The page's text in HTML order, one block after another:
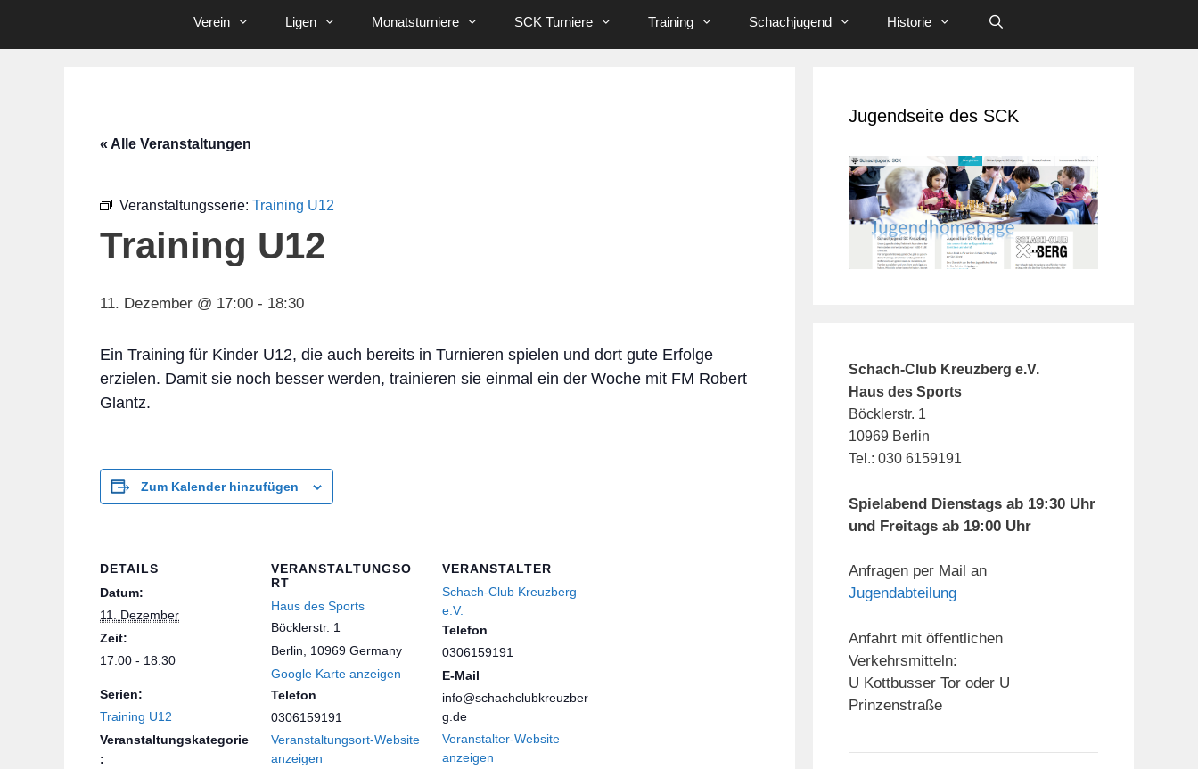
Verein Ligen Monatsturniere SCK Turniere Training Schachjugend Historie
« Alle Veranstaltungen
Veranstaltungsserie: Training U12
Training U12
11. Dezember @ 17:00 - 18:30
Ein Training für Kinder U12, die auch bereits in Turnieren spielen und dort gute Erfolge
erzielen. Damit sie noch besser werden, trainieren sie einmal ein der Woche mit FM Robert
Glantz.
Zum Kalender hinzufügen
DETAILS
Datum:
11. Dezember
Zeit:
17:00 - 18:30
Serien:
Training U12
Veranstaltungskategorie
:
VERANSTALTUNGSO
RT
Haus des Sports
Böcklerstr. 1
Berlin
10969 Germany
Google Karte anzeigen
Telefon
0306159191
Veranstaltungsort-Website
anzeigen
VERANSTALTER
Schach-Club Kreuzberg
e.V.
Telefon
0306159191
E-Mail
info@schachclubkreuzber
g.de
Veranstalter-Website
anzeigen
Jugendseite des SCK
Schach-Club Kreuzberg e.V.
Haus des Sports
Böcklerstr. 1
10969 Berlin
Tel.: 030 6159191
Spielabend Dienstags ab 19:30 Uhr
und Freitags ab 19:00 Uhr
Anfragen per Mail an
Jugendabteilung
Anfahrt mit öffentlichen
Verkehrsmitteln:
U Kottbusser Tor oder U
Prinzenstraße